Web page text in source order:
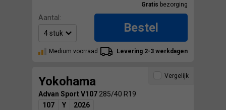
Gratis bezorging
Aantal:
Bestel
Medium voorraad Levering 2-3 werkdagen
Yokohama
Advan Sport V107 285/40 R19
107
Y
2026
Vergelijk